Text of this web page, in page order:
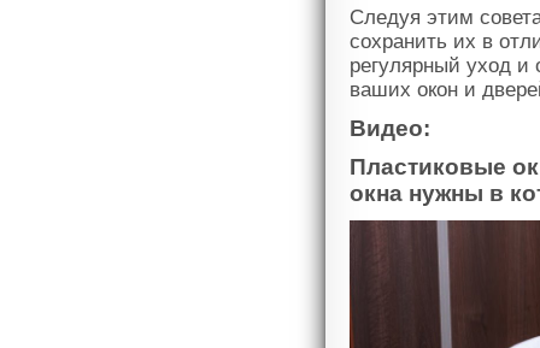
Следуя этим
сохранить их в
регулярный уход и
ваших окон и
Видео:
Пластиковые
окна нужны в